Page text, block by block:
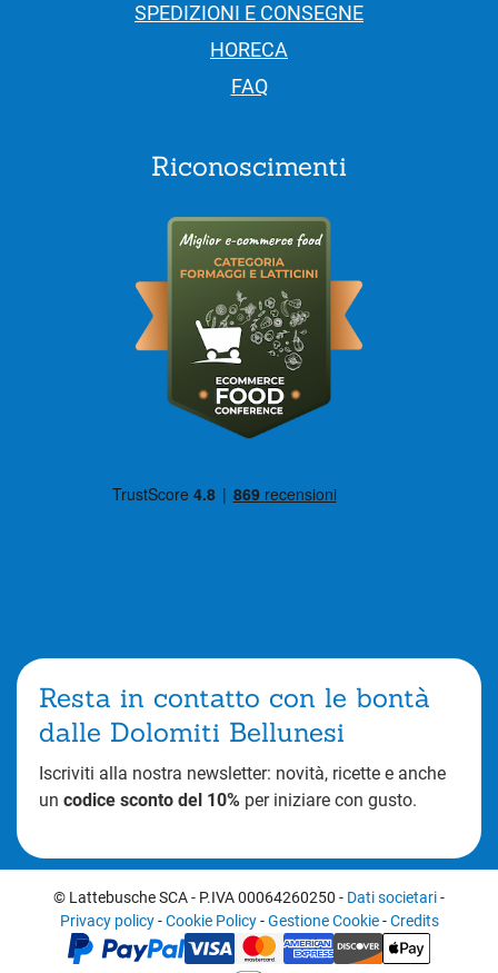
SPEDIZIONI E CONSEGNE
HORECA
FAQ
Riconoscimenti
Resta in contatto con le bontà
dalle Dolomiti Bellunesi
Iscriviti alla nostra newsletter: novità, ricette e anche
un codice sconto del 10% per iniziare con gusto.
© Lattebusche SCA- P.IVA 00064260250 - Dati societari-
Privacy policy-Cookie Policy-Gestione Cookie-Credits